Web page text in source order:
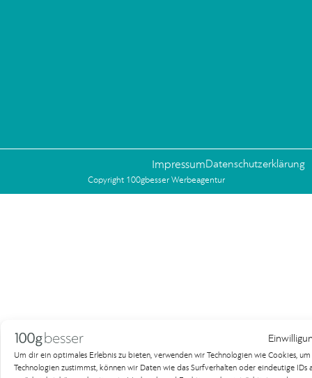
Um dir ein optimales Erlebnis zu bieten, verwenden wir Technologien wie Cookies,
Technologien zustimmst, können wir Daten wie das Surfverhalten oder eindeutige
Copyright 100gbesser Werbeagentur
Datenschutzerklärung
Impressum